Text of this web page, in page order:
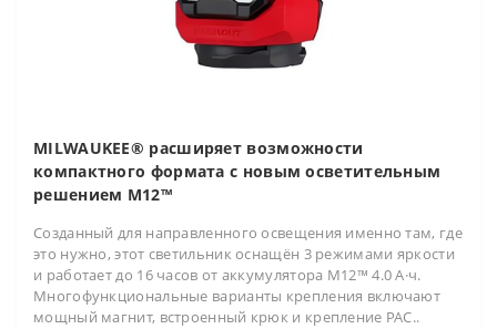
MILWAUKEE® расширяет возможности
компактного формата с новым осветительным
решением M12™
Созданный для направленного освещения именно там, где
это нужно, этот светильник оснащён 3 режимами яркости
и работает до 16 часов от аккумулятора M12™ 4.0 А·ч.
Многофункциональные варианты крепления включают
мощный магнит, встроенный крюк и крепление PAC..